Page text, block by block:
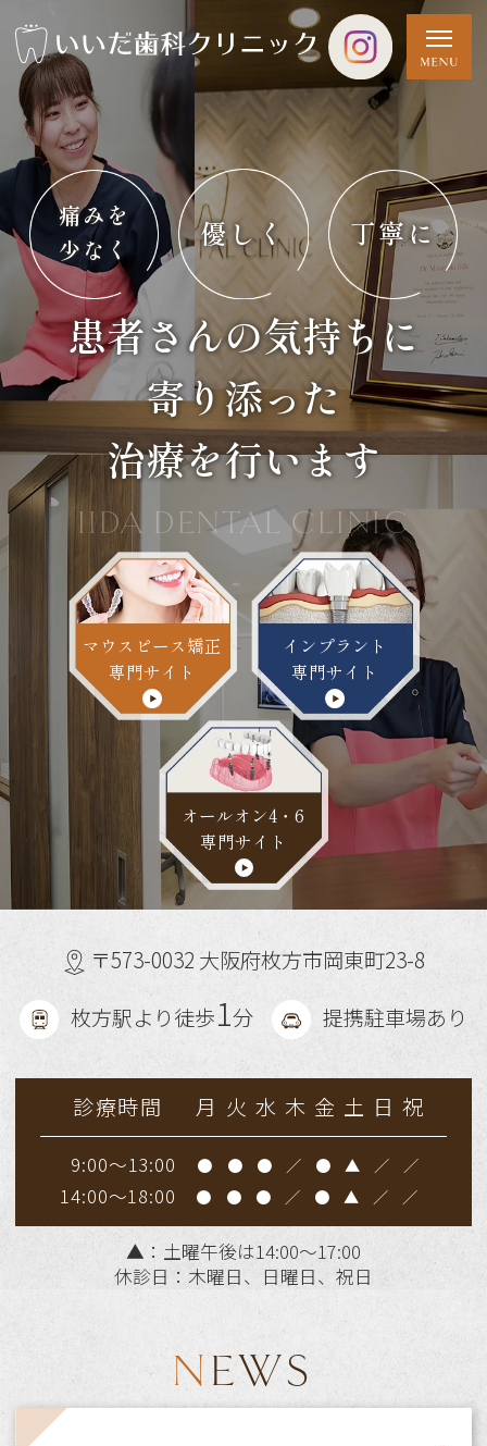
痛みを
少なく
優しく 丁寧に
患者さんの気持ちに
寄り添った
治療を行います
IIDA DENTAL CLINIC
マウスピース矯正
専門サイト
インプラント
専門サイト
オールオン4・6
専門サイト
〒573-0032 大阪府枚方市岡東町23-8
枚方駅より徒歩1分 提携駐車場あり
診療時間 月 火 水 木 金 土 日 祝
9:00～13:00 ● ● ● ／ ● ▲ ／ ／
14:00～18:00 ● ● ● ／ ● ▲ ／ ／
▲ ：土曜午後は14:00～17:00
休診日：木曜日、日曜日、祝日
NEWS